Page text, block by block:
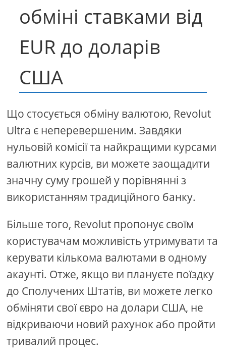
обміні ставками від
EUR до доларів
США
Що стосується обміну валютою, Revolut
Ultra є неперевершеним. Завдяки
нульовій комісії та найкращими курсами
валютних курсів, ви можете заощадити
значну суму грошей у порівнянні з
використанням традиційного банку.
Більше того, Revolut пропонує своїм
користувачам можливість утримувати та
керувати кількома валютами в одному
акаунті. Отже, якщо ви плануєте поїздку
до Сполучених Штатів, ви можете легко
обміняти свої євро на долари США, не
відкриваючи новий рахунок або пройти
тривалий процес.